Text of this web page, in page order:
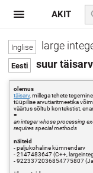
large
suur täisarv
olemus
täisarv, millega tehete
tüüpilise arvutiaritmeetika
väärtus sõltub kontekstist,
=
an integer whose processing
requires special methods
näiteid
- paljukohaline kümnendarv
- 2147483647 (C++,
- 9223372036854775807
AKIT